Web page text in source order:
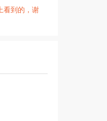
看到的，谢